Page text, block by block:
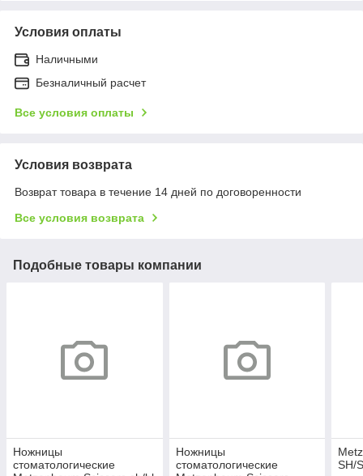
Условия оплаты
Наличными
Безналичный расчет
Все условия оплаты
Условия возврата
Возврат товара в течение 14 дней по договоренности
Все условия возврата
Подобные товары компании
Ножницы
стоматологические
Ножницы
стоматологические
SH/